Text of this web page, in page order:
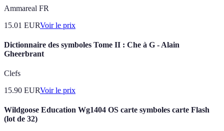
Ammareal FR
15.01 EURVoir le prix
Dictionnaire des symboles Tome II : Che à G - Alain
Gheerbrant
Clefs
15.90 EURVoir le prix
Wildgoose Education Wg1404 OS carte symboles carte Flash
(lot de 32)